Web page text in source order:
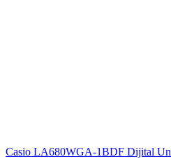
Casio LA680WGA-1BDF Dijital